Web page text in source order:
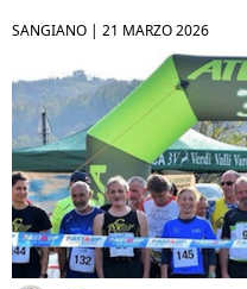
SANGIANO | 21 MARZO 2026